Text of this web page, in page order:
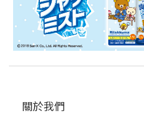
關於我們